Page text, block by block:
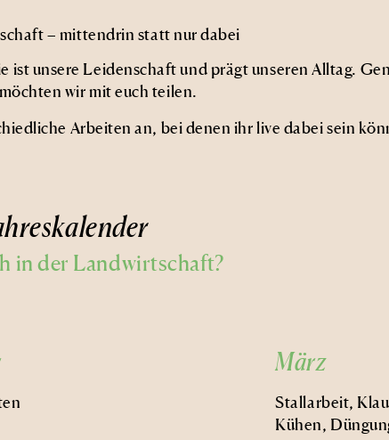
– mittendrin statt nur dabei
unsere Leidenschaft und prägt unseren Alltag.
wir mit euch teilen.
Arbeiten an, bei denen ihr live dabei sein
in der Landwirtschaft?
März
Stallarbeit,
Kühen,